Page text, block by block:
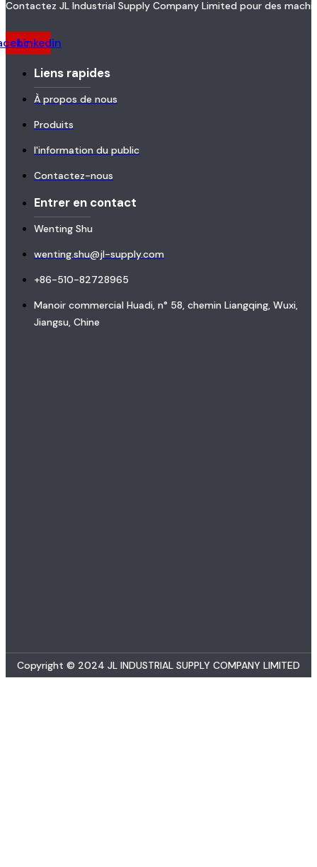
Contactez JL Industrial Supply Company Limited pour des
Linkedin
Liens rapides
À propos de nous
Produits
l'information du public
Contactez-nous
Entrer en contact
Wenting Shu
wenting.shu@jl-supply.com
+86-510-82728965
Manoir commercial Huadi, n° 58, chemin Liangqing, Wuxi,
Jiangsu, Chine
Copyright © 2024 JL INDUSTRIAL SUPPLY COMPANY LIMITED